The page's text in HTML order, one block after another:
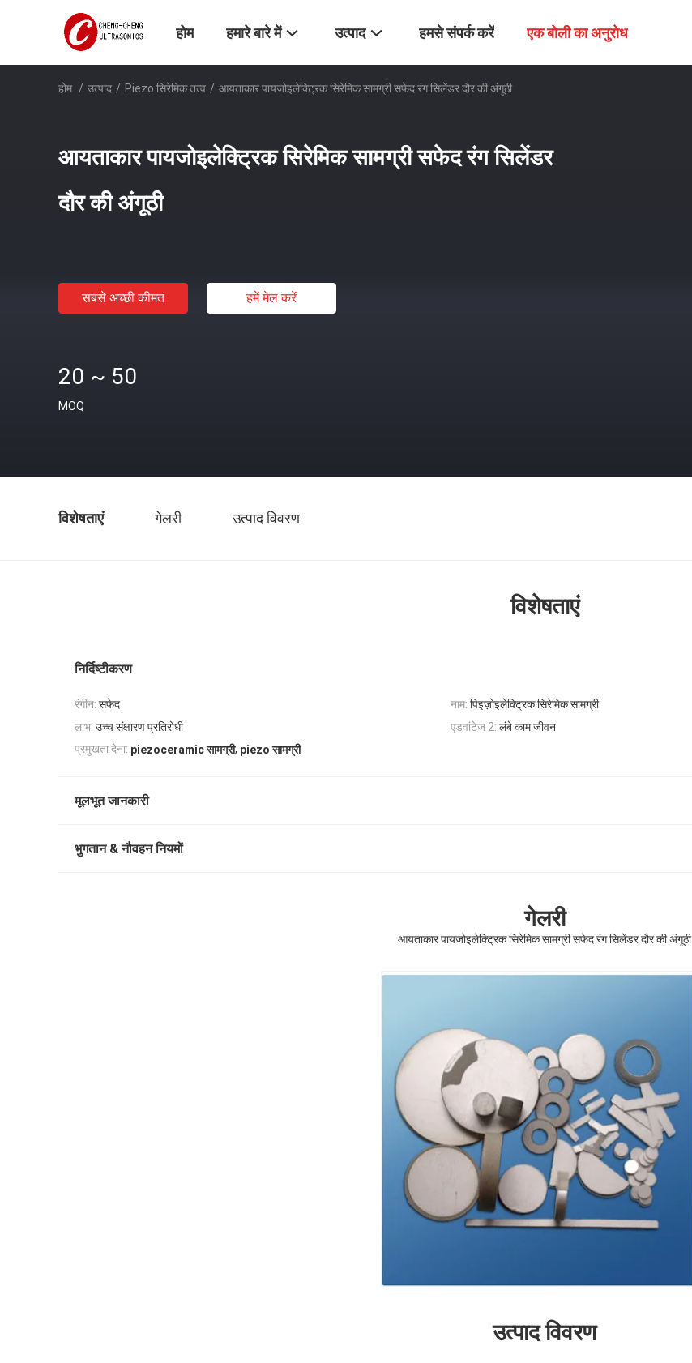
होम हमारे बारे में उत्पाद हमसे संपर्क करें एक बोली का अनुरोध
होम / उत्पाद / Piezo सिरेमिक तत्व / आयताकार पायजोइलेक्ट्रिक सिरेमिक सामग्री सफेद रंग सिलेंडर दौर की अंगूठी
आयताकार पायजोइलेक्ट्रिक सिरेमिक सामग्री सफेद रंग सिलेंडर
दौर की अंगूठी
सबसे अच्छी कीमत हमें मेल करें
20 ~ 50
MOQ
विशेषताएं गेलरी उत्पाद विवरण
विशेषताएं
निर्दिष्टीकरण
रंगीन: सफेद नाम: पिइज़ोइलेक्ट्रिक सिरेमिक सामग्री
लाभ: उच्च संक्षारण प्रतिरोधी एडवांटेज 2: लंबे काम जीवन
प्रमुखता देना: piezoceramic सामग्री, piezo सामग्री
मूलभूत जानकारी
भुगतान & नौवहन नियमों
गेलरी
आयताकार पायजोइलेक्ट्रिक सिरेमिक सामग्री सफेद रंग सिलेंडर दौर की अंगूठी
उत्पाद विवरण